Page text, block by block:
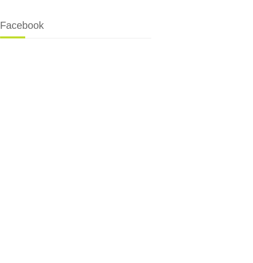
Facebook